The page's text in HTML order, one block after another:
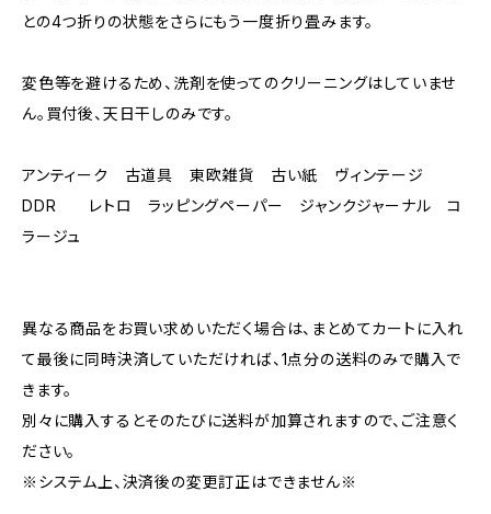
との4つ折りの状態をさらにもう一度折り畳みます。
変色等を避けるため、洗剤を使ってのクリーニングはしていませ
ん。買付後、天日干しのみです。
アンティーク 古道具 東欧雑貨 古い紙 ヴィンテージ
DDR レトロ ラッピングペーパー ジャンクジャーナル コ
ラージュ
異なる商品をお買い求めいただく場合は、まとめてカートに入れ
て最後に同時決済していただければ、1点分の送料のみで購入で
きます。
別々に購入するとそのたびに送料が加算されますので、ご注意く
ださい。
※システム上、決済後の変更訂正はできません※